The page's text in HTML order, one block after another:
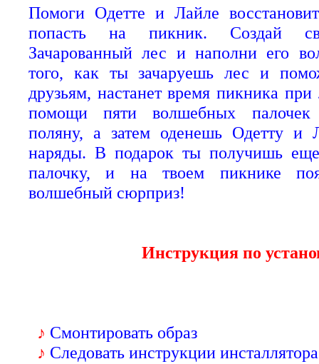
Помоги Одетте и Лайле
попасть на пикник. Создай
Зачарованный лес и наполни его
того, как ты зачаруешь лес и
друзьям, настанет время пикника
помощи пяти волшебных палочек
поляну, а затем оденешь Одетту и
наряды. В подарок ты получишь
палочку, и на твоем пикнике
волшебный сюрприз!
Инструкция по
♪ Смонтировать образ
♪ Следовать инструкции инсталлятора